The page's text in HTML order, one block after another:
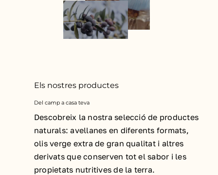
Els nostres productes
Del camp a casa teva
Descobreix la nostra selecció de productes
naturals: avellanes en diferents formats,
olis verge extra de gran qualitat i altres
derivats que conserven tot el sabor i les
propietats nutritives de la terra.